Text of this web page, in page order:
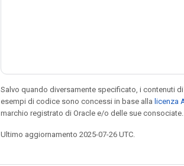
Salvo quando diversamente specificato, i contenuti
esempi di codice sono concessi in base alla licenza
marchio registrato di Oracle e/o delle sue
Ultimo aggiornamento 2025-07-26 UTC.